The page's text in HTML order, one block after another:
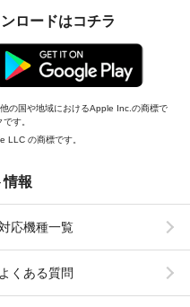
ロードはコチラ
の国や地域におけるApple Inc.の商標で
す。
LLC の商標です。
情報
応機種一覧
よくある質問